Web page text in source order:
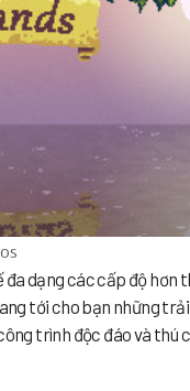
dạng các cấp độ hơn
tới cho bạn những
trình độc đáo và thú